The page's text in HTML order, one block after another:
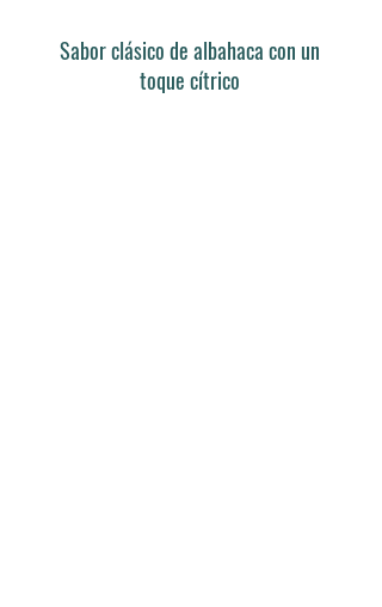
Sabor clásico de albahaca con un
toque cítrico